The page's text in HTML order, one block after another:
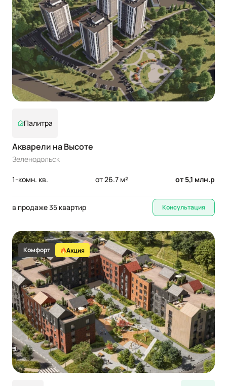
Палитра
Акварели на Высоте
Зеленодольск
1-комн. кв. от 26.7 м² от 5,1 млн.р
в продаже 35 квартир Консультация
Комфорт Акция